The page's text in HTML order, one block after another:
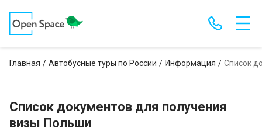
Главная Автобусные туры по России Информация Список
Список документов для получения
визы Польши